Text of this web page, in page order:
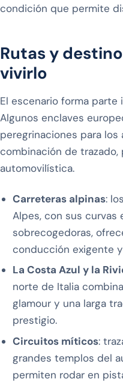
condición que permite
Rutas y
vivirlo
El escenario forma parte
Algunos enclaves
peregrinaciones para
combinación de trazado,
automovilística.
Carreteras alpinas:
Alpes, con sus curvas
sobrecogedoras,
conducción exigente
La Costa Azul y la
norte de Italia
glamour y una larga
prestigio.
Circuitos míticos:
grandes templos del
permiten rodar en